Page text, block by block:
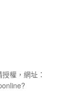
權，網址：